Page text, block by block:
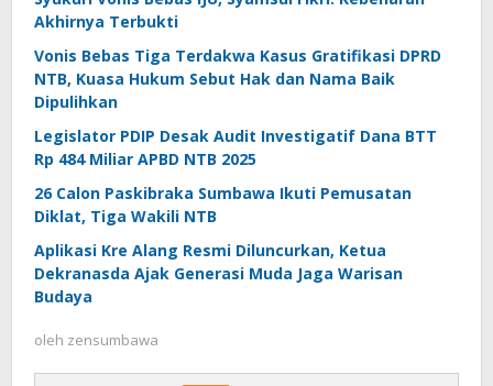
Akhirnya Terbukti
Vonis Bebas Tiga Terdakwa Kasus Gratifikasi DPRD
NTB, Kuasa Hukum Sebut Hak dan Nama Baik
Dipulihkan
Legislator PDIP Desak Audit Investigatif Dana BTT
Rp 484 Miliar APBD NTB 2025
26 Calon Paskibraka Sumbawa Ikuti Pemusatan
Diklat, Tiga Wakili NTB
Aplikasi Kre Alang Resmi Diluncurkan, Ketua
Dekranasda Ajak Generasi Muda Jaga Warisan
Budaya
oleh zensumbawa